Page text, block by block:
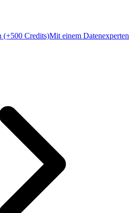
(+500 Credits)Mit einem Datenexperten